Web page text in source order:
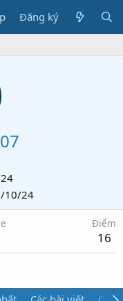
Đăng ký
10/24
Điểm
16